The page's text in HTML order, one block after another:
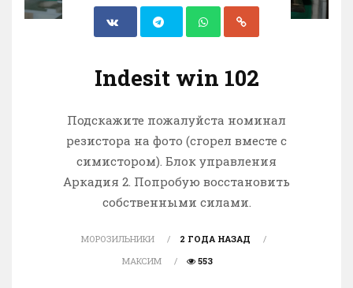
Indesit win 102
Подскажите пожалуйста номинал
резистора на фото (сгорел вместе с
симистором). Блок управления
Аркадия 2. Попробую восстановить
собственными силами.
МОРОЗИЛЬНИКИ
2 ГОДА НАЗАД
МАКСИМ
553